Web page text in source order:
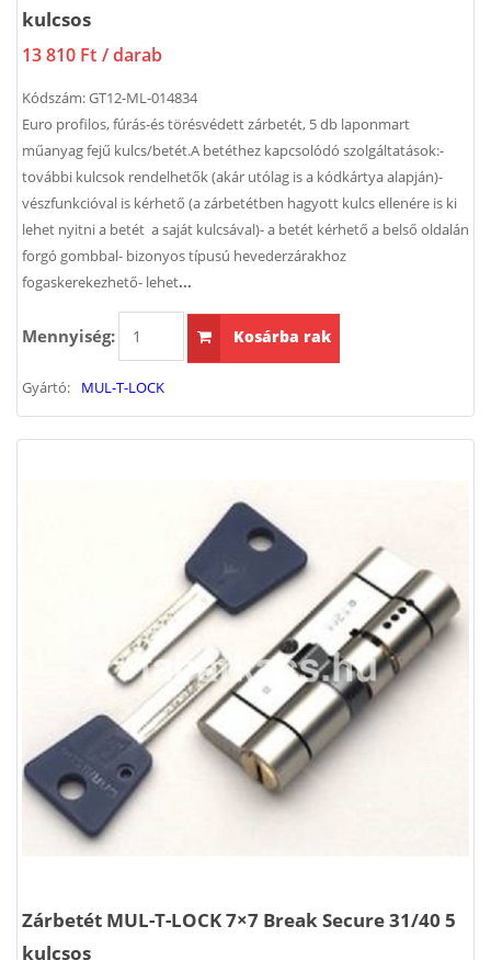
kulcsos
13 810 Ft / darab
Kódszám:GT12-ML-014834
Euro profilos, fúrás-és törésvédett zárbetét, 5 db laponmart
műanyag fejű kulcs/betét.A betéthez kapcsolódó szolgáltatások:-
további kulcsok rendelhetők (akár utólag is a kódkártya alapján)-
vészfunkcióval is kérhető (a zárbetétben hagyott kulcs ellenére is ki
lehet nyitni a betét a saját kulcsával)- a betét kérhető a belső oldalán
forgó gombbal- bizonyos típusú hevederzárakhoz
fogaskerekezhető- lehet...
Mennyiség: Kosárba rak
Gyártó: MUL-T-LOCK
Zárbetét MUL-T-LOCK 7×7 Break Secure 31/40 5
kulcsos